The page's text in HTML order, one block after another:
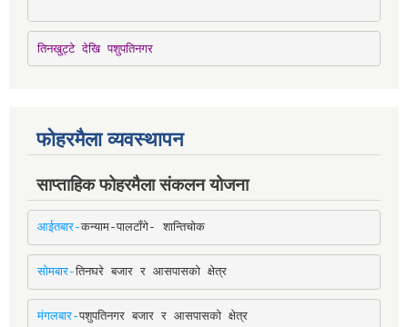
तिनखुट्टे देखि पशुपतिनगर
फोहरमैला व्यवस्थापन
साप्ताहिक फोहरमैला संकलन योजना
आईतबार-कन्याम-पालटाँगे- शान्तिचोक
सोमबार-तिनघरे बजार र आसपासको क्षेत्र
मंगलबार-पशुपतिनगर बजार र आसपासको क्षेत्र